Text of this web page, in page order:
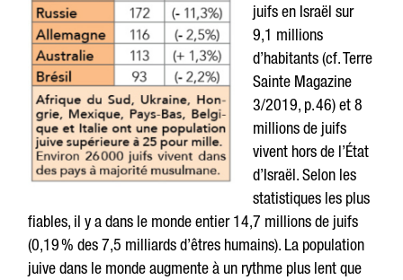
juifs en Israël sur
9,1 millions
d’habitants (cf. Terre
Sainte Magazine
3/2019, p. 46) et 8
millions de juifs
vivent hors de l’État
d’Israël. Selon les
statistiques les plus
fiables, il y a dans le monde entier 14,7 millions de juifs
(0,19 % des 7,5 milliards d’êtres humains). La population
juive dans le monde augmente à un rythme plus lent que